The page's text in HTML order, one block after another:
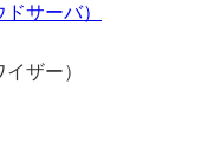
サーバ）
ザー）